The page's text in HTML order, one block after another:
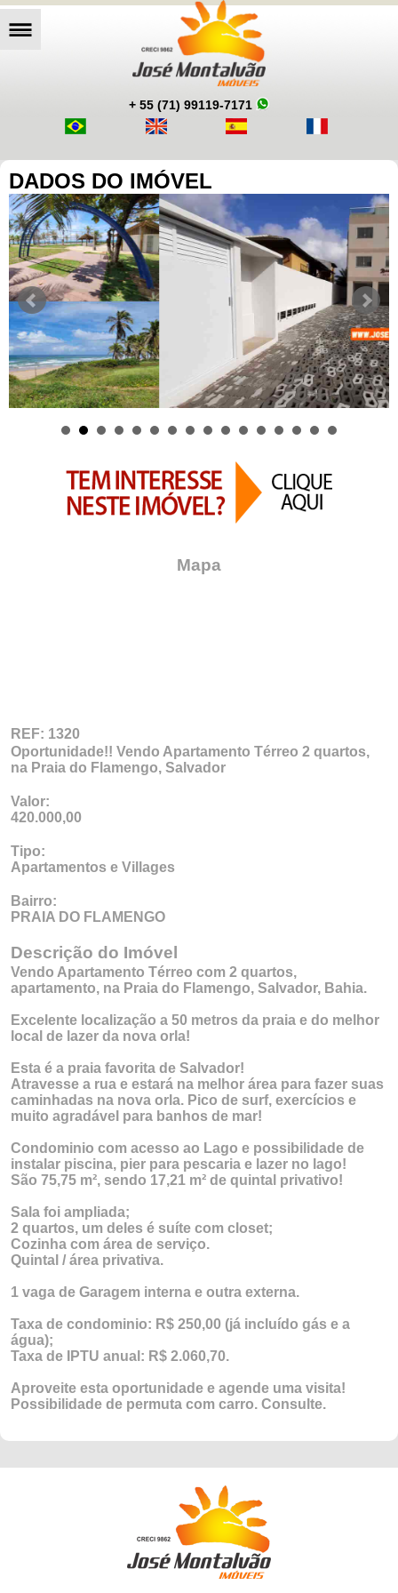
+ 55 (71) 99119-7171
DADOS DO IMÓVEL
Mapa
REF: 1320
Oportunidade!! Vendo Apartamento Térreo 2 quartos,
na Praia do Flamengo, Salvador
Valor:
420.000,00
Tipo:
Apartamentos e Villages
Bairro:
PRAIA DO FLAMENGO
Descrição do Imóvel
Vendo Apartamento Térreo com 2 quartos,
apartamento, na Praia do Flamengo, Salvador, Bahia.
Excelente localização a 50 metros da praia e do melhor
local de lazer da nova orla!
Esta é a praia favorita de Salvador!
Atravesse a rua e estará na melhor área para fazer suas
caminhadas na nova orla. Pico de surf, exercícios e
muito agradável para banhos de mar!
Condominio com acesso ao Lago e possibilidade de
instalar piscina, pier para pescaria e lazer no lago!
São 75,75 m², sendo 17,21 m² de quintal privativo!
Sala foi ampliada;
2 quartos, um deles é suíte com closet;
Cozinha com área de serviço.
Quintal / área privativa.
1 vaga de Garagem interna e outra externa.
Taxa de condominio: R$ 250,00 (já incluído gás e a
água);
Taxa de IPTU anual: R$ 2.060,70.
Aproveite esta oportunidade e agende uma visita!
Possibilidade de permuta com carro. Consulte.